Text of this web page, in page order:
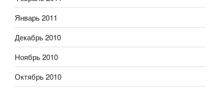
Январь 2011
Декабрь 2010
Ноябрь 2010
Октябрь 2010